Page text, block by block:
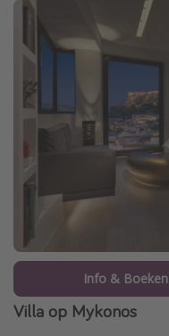
Info & Boeken
Villa op Mykonos